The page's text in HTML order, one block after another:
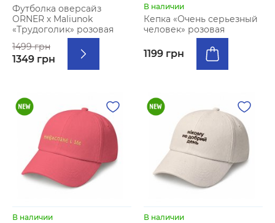
Футболка оверсайз
ORNER х Maliunok
«Трудоголик» розовая
1499 грн
1349 грн
В наличии
Кепка «Очень серьезный
человек» розовая
1199 грн
В наличии В наличии